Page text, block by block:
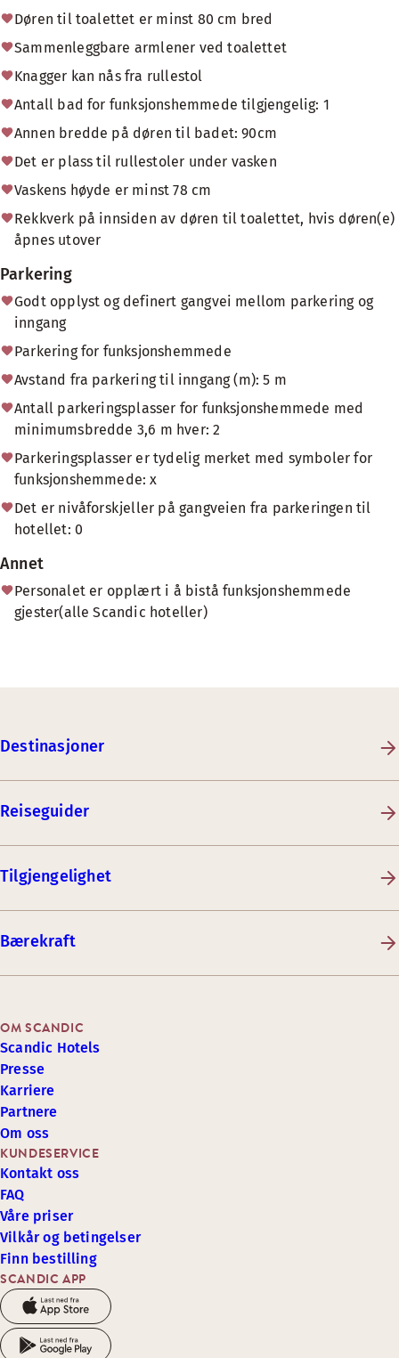
Døren til toalettet er minst 80 cm bred
Sammenleggbare armlener ved toalettet
Knagger kan nås fra rullestol
Antall bad for funksjonshemmede tilgjengelig: 1
Annen bredde på døren til badet: 90cm
Det er plass til rullestoler under vasken
Vaskens høyde er minst 78 cm
Rekkverk på innsiden av døren til toalettet, hvis døren(e)
åpnes utover
Parkering
Godt opplyst og definert gangvei mellom parkering og
inngang
Parkering for funksjonshemmede
Avstand fra parkering til inngang (m): 5 m
Antall parkeringsplasser for funksjonshemmede med
minimumsbredde 3,6 m hver: 2
Parkeringsplasser er tydelig merket med symboler for
funksjonshemmede: x
Det er nivåforskjeller på gangveien fra parkeringen til
hotellet: 0
Annet
Personalet er opplært i å bistå funksjonshemmede
gjester(alle Scandic hoteller)
Destinasjoner
Reiseguider
Tilgjengelighet
Bærekraft
SCANDIC APP
KUNDESERVICE
Kontakt oss
FAQ
Våre priser
Vilkår og betingelser
Finn bestilling
OM SCANDIC
Scandic Hotels
Presse
Karriere
Partnere
Om oss